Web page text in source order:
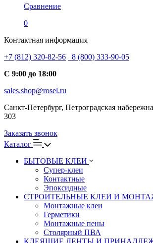
Сравнение
0
Контактная информация
+7 (812) 320-82-56
8 (800) 333-90-05
С 9:00 до 18:00
sales.shop@rosel.ru
Санкт-Петербург, Петроградская
303
Заказать звонок
Каталог
БЫТОВЫЕ КЛЕИ
Супер-клеи
Контактные
Эпоксидные
СТРОИТЕЛЬНЫЕ КЛЕИ И
Монтажные клеи
Герметики
Монтажные пены
Столярный ПВА